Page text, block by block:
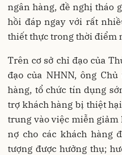
ngân hàng, đề nghị tháo
hồi đáp ngay với rất
thiết thực trong thời điểm
Trên cơ sở chỉ đạo của
đạo của NHNN, ông
hàng, tổ chức tín dụng
trợ khách hàng bị thiệt
trung vào việc miễn giảm
nợ cho các khách hàng
tượng được hưởng thụ;